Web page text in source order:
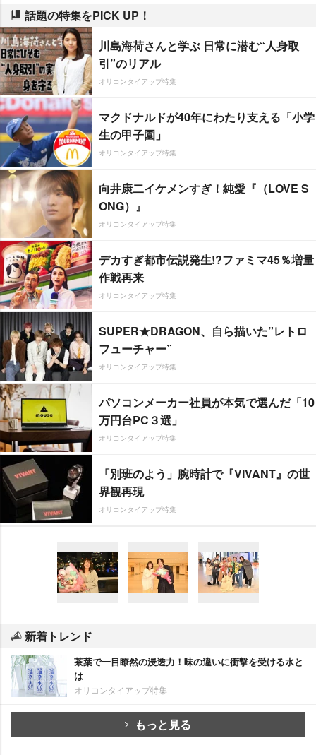
話題の特集をPICK UP！
川島海荷さんと学ぶ 日常に潜む“人身取
引”のリアル
オリコンタイアップ特集
マクドナルドが40年にわたり支える「小学
生の甲子園」
オリコンタイアップ特集
向井康二イケメンすぎ！純愛『（LOVE S
ONG）』
オリコンタイアップ特集
デカすぎ都市伝説発生!?ファミマ45％増量
作戦再来
オリコンタイアップ特集
SUPER★DRAGON、自ら描いた”レトロ
フューチャー”
オリコンタイアップ特集
パソコンメーカー社員が本気で選んだ「10
万円台PC３選」
オリコンタイアップ特集
「別班のよう」腕時計で『VIVANT』の世
界観再現
オリコンタイアップ特集
新着トレンド
茶葉で一目瞭然の浸透力！味の違いに衝撃を受ける水と
は
オリコンタイアップ特集
もっと見る